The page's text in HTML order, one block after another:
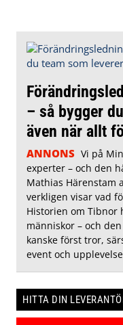
– så bygger
även när allt
ANNONS Vi på
experter – och den
Mathias Härenstam
verkligen visar vad
Historien om Tibnor
människor – och
kanske först tror,
event och
HITTA DIN